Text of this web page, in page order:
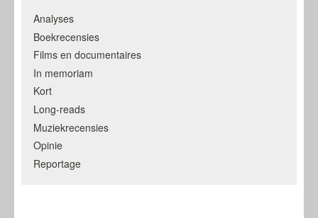
Analyses
Boekrecensies
Films en documentaires
In memoriam
Kort
Long-reads
Muziekrecensies
Opinie
Reportage